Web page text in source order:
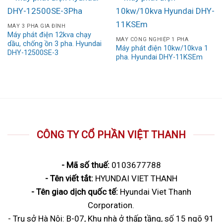
MÁY 3 PHA GIA ĐÌNH
Máy phát điện 12kva chạy
dầu, chống ồn 3 pha. Hyundai
DHY-12500SE-3
MÁY CÔNG NGHIỆP 1 PHA
Máy phát điện 10kw/10kva 1
pha. Hyundai DHY-11KSEm
CÔNG TY CỔ PHẦN VIỆT THANH
- Mã số thuế:0103677788
- Tên viết tắt:HYUNDAI VIET THANH
- Tên giao dịch quốc tế:Hyundai Viet Thanh
Corporation.
- Trụ sở Hà Nội: B-07, Khu nhà ở thấp tầng, số 15 ngõ 91